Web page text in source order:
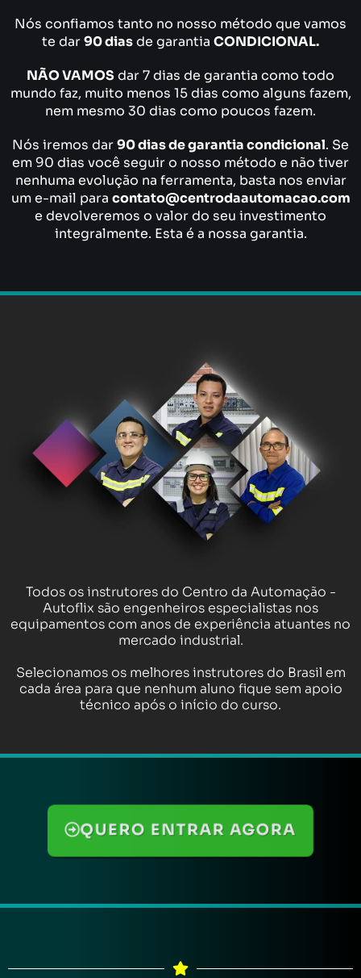
Nós confiamos tanto no nosso método que vamos
te dar90 diasde garantia CONDICIONAL.
NÃO VAMOSdar 7 dias de garantia como todo
mundo faz, muito menos 15 dias como alguns fazem,
nem mesmo 30 dias como poucos fazem.
Nós iremos dar90 dias de garantia condicional. Se
em 90 dias você seguir o nosso método e não tiver
nenhuma evolução na ferramenta, basta nos enviar
um e-mail para contato@centrodaautomacao.com
e devolveremos o valor do seu investimento
integralmente. Esta é a nossa garantia.
Todos os instrutores do Centro da Automação -
Autoflix são engenheiros especialistas nos
equipamentos com anos de experiência atuantes no
mercado industrial.
Selecionamos os melhores instrutores do Brasil em
cada área para que nenhum aluno fique sem apoio
técnico após o início do curso.
QUERO ENTRAR AGORA